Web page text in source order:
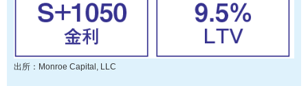
出所：Monroe Capital, LLC